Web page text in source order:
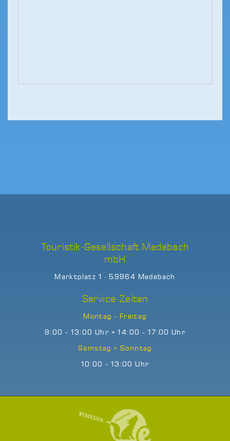
Touristik-Gesellschaft Medebach
mbH
Marktplatz 1 · 59964 Medebach
Service-Zeiten
Montag - Freitag
9:00 - 13:00 Uhr + 14:00 - 17:00 Uhr
Samstag + Sonntag
10:00 - 13:00 Uhr